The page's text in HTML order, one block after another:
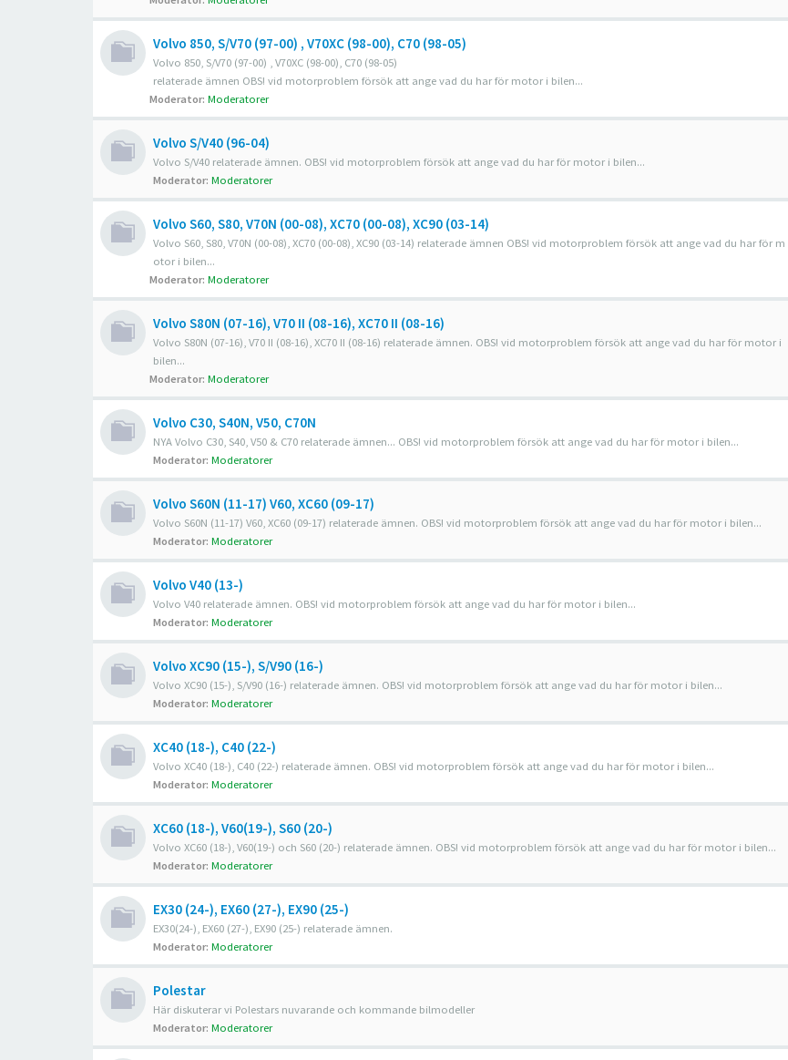
Volvo 850, S/V70 (97-00) , V70XC (98-00), C70 (98-05)
Volvo 850, S/V70 (97-00) , V70XC (98-00), C70 (98-05)
relaterade ämnen OBS! vid motorproblem försök att ange vad du har för motor i bilen...
Moderator: Moderatorer
Volvo S/V40 (96-04)
Volvo S/V40 relaterade ämnen. OBS! vid motorproblem försök att ange vad du har för motor i bilen...
Moderator: Moderatorer
Volvo S60, S80, V70N (00-08), XC70 (00-08), XC90 (03-14)
Volvo S60, S80, V70N (00-08), XC70 (00-08), XC90 (03-14) relaterade ämnen OBS! vid motorproblem försök att ange vad du har för m
otor i bilen...
Moderator: Moderatorer
Volvo S80N (07-16), V70 II (08-16), XC70 II (08-16)
Volvo S80N (07-16), V70 II (08-16), XC70 II (08-16) relaterade ämnen. OBS! vid motorproblem försök att ange vad du har för motor i
bilen...
Moderator: Moderatorer
Volvo C30, S40N, V50, C70N
NYA Volvo C30, S40, V50 & C70 relaterade ämnen... OBS! vid motorproblem försök att ange vad du har för motor i bilen...
Moderator: Moderatorer
Volvo S60N (11-17) V60, XC60 (09-17)
Volvo S60N (11-17) V60, XC60 (09-17) relaterade ämnen. OBS! vid motorproblem försök att ange vad du har för motor i bilen...
Moderator: Moderatorer
Volvo V40 (13-)
Volvo V40 relaterade ämnen. OBS! vid motorproblem försök att ange vad du har för motor i bilen...
Moderator: Moderatorer
Volvo XC90 (15-), S/V90 (16-)
Volvo XC90 (15-), S/V90 (16-) relaterade ämnen. OBS! vid motorproblem försök att ange vad du har för motor i bilen...
Moderator: Moderatorer
XC40 (18-), C40 (22-)
Volvo XC40 (18-), C40 (22-) relaterade ämnen. OBS! vid motorproblem försök att ange vad du har för motor i bilen...
Moderator: Moderatorer
XC60 (18-), V60(19-), S60 (20-)
Volvo XC60 (18-), V60(19-) och S60 (20-) relaterade ämnen. OBS! vid motorproblem försök att ange vad du har för motor i bilen...
Moderator: Moderatorer
EX30 (24-), EX60 (27-), EX90 (25-)
EX30(24-), EX60 (27-), EX90 (25-) relaterade ämnen.
Moderator: Moderatorer
Polestar
Här diskuterar vi Polestars nuvarande och kommande bilmodeller
Moderator: Moderatorer